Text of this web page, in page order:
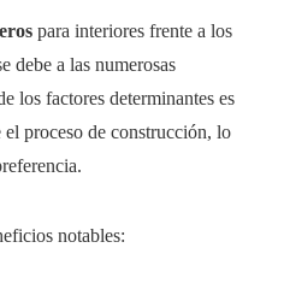
para interiores frente a los
debe a las numerosas
los factores determinantes es
proceso de construcción, lo
notables: